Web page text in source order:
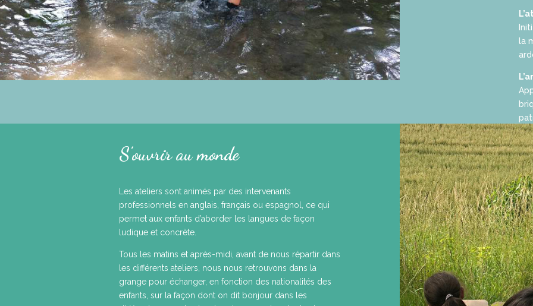
la
S’ouvrir au monde
Les ateliers sont animés par des intervenants
professionnels en anglais, français ou espagnol, ce qui
permet aux enfants d’aborder les langues de façon
ludique et concrète.
Tous les matins et après-midi, avant de nous répartir dans
les différents ateliers, nous nous retrouvons dans la
grange pour échanger, en fonction des nationalités des
enfants, sur la façon dont on dit bonjour dans les